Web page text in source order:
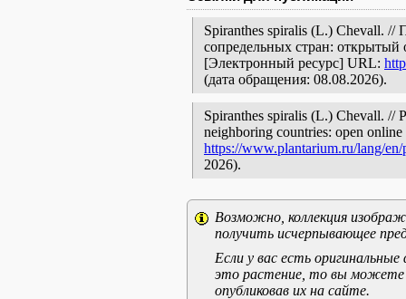
Spiranthes spiralis (L.) Chevall.
сопредельных стран: открытый
[Электронный ресурс] URL:
(дата обращения: 08.08.2026).
Spiranthes spiralis (L.) Chevall. //
neighboring countries: open
https://www.plantarium.ru/lang/
2026).
Возможно, коллекция
получить исчерпывающее
Если у вас есть
это растение, то вы можете
опубликовав их на сайте.